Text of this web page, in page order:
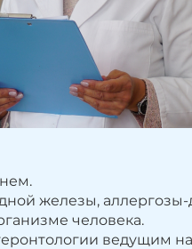
железы,
человека.
ведущим